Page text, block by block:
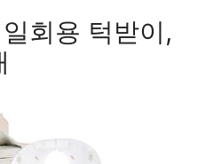
회용 턱받이,